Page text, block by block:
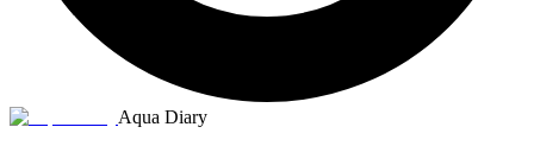
Aqua Diary